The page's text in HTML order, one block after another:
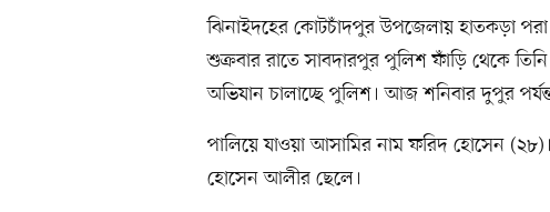
ঝিনাইদহের কোটচাঁদপুর উপজেলায় হাতকড়া
শুক্রবার রাতে সাবদারপুর পুলিশ ফাঁড়ি থেকে
অভিযান চালাচ্ছে পুলিশ। আজ শনিবার দুপুর
পালিয়ে যাওয়া আসামির নাম ফরিদ হোসেন
হোসেন আলীর ছেলে।